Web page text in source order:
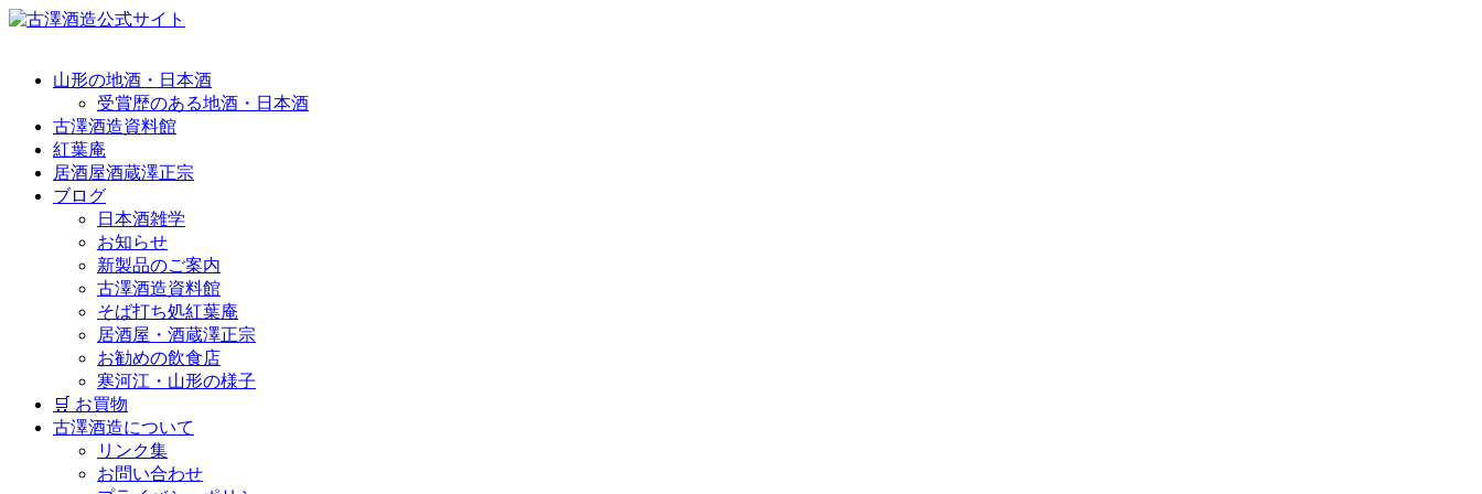
山形の地酒・日本酒
受賞歴のある地酒・日本酒
古澤酒造資料館
紅葉庵
居酒屋酒蔵澤正宗
ブログ
日本酒雑学
お知らせ
新製品のご案内
古澤酒造資料館
そば打ち処紅葉庵
居酒屋・酒蔵澤正宗
お勧めの飲食店
寒河江・山形の様子
🛒 お買物
古澤酒造について
リンク集
お問い合わせ